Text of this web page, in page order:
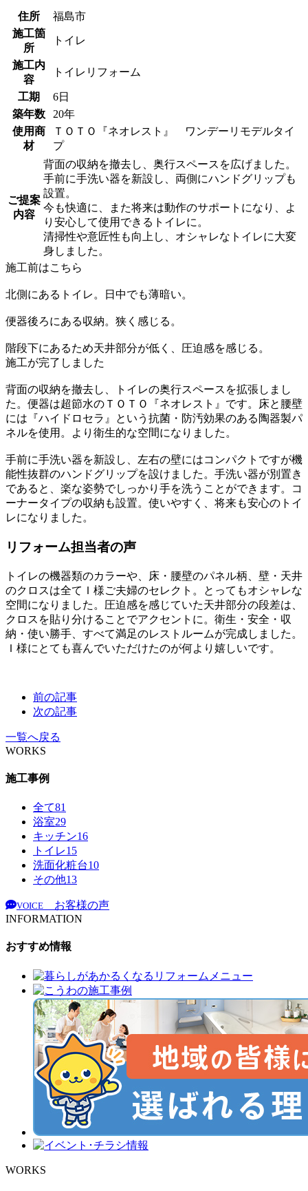
住所
福島市
施工箇
所
トイレ
施工内
容
トイレリフォーム
工期
6日
築年数
20年
使用商
材
ＴＯＴＯ『ネオレスト』 ワンデーリモデルタイ
プ
ご提案
内容
背面の収納を撤去し、奥行スペースを広げました。
手前に手洗い器を新設し、両側にハンドグリップも
設置。
今も快適に、また将来は動作のサポートになり、よ
り安心して使用できるトイレに。
清掃性や意匠性も向上し、オシャレなトイレに大変
身しました。
施工前はこちら
北側にあるトイレ。日中でも薄暗い。
便器後ろにある収納。狭く感じる。
階段下にあるため天井部分が低く、圧迫感を感じる。
施工が完了しました
背面の収納を撤去し、トイレの奥行スペースを拡張しまし
た。便器は超節水のＴＯＴＯ『ネオレスト』です。床と腰壁
には『ハイドロセラ』という抗菌・防汚効果のある陶器製パ
ネルを使用。より衛生的な空間になりました。
手前に手洗い器を新設し、左右の壁にはコンパクトですが機
能性抜群のハンドグリップを設けました。手洗い器が別置き
であると、楽な姿勢でしっかり手を洗うことができます。コ
ーナータイプの収納も設置。使いやすく、将来も安心のトイ
レになりました。
リフォーム担当者の声
トイレの機器類のカラーや、床・腰壁のパネル柄、壁・天井
のクロスは全てＩ様ご夫婦のセレクト。とってもオシャレな
空間になりました。圧迫感を感じていた天井部分の段差は、
クロスを貼り分けることでアクセントに。衛生・安全・収
納・使い勝手、すべて満足のレストルームが完成しました。
Ｉ様にとても喜んでいただけたのが何より嬉しいです。
前の記事
次の記事
一覧へ戻る
WORKS
施工事例
全て81
浴室29
キッチン16
トイレ15
洗面化粧台10
その他13
VOICE
お客様の声
INFORMATION
おすすめ情報
WORKS